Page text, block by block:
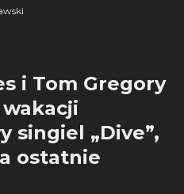
i Tom Gregory
singiel „Dive”,
ostatnie